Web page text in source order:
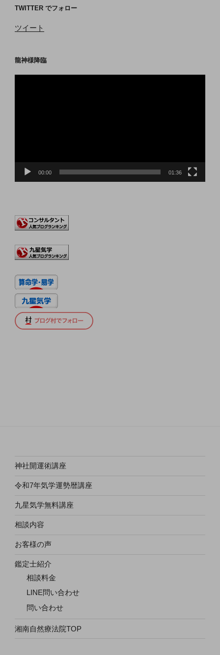
TWITTER でフォロー
ツイート
龍神様降臨
00:00 01:36
神社開運術講座
令和7年気学運勢暦講座
九星気学無料講座
相談内容
お客様の声
鑑定士紹介
相談料金
LINE問い合わせ
問い合わせ
湘南自然療法院TOP